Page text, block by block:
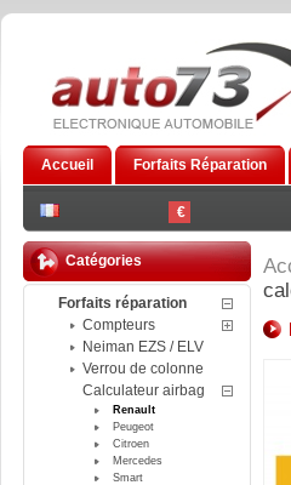
€
Accueil Forfaits Réparation
Catégories
Forfaits réparation
Compteurs
Neiman EZS / ELV
Verrou de colonne
Calculateur airbag
Renault
Peugeot
Citroen
Mercedes
Smart